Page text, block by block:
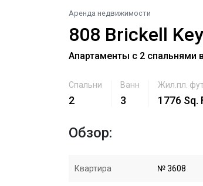
Аренда недвижимости
808 Brickell
Апартаменты с 2 спальнями
Спальни
2
Ванн
3
Жил.пл.
1776 Sq.
Обзор:
Квартира № 3608